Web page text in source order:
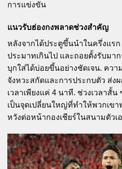
การแข่งขัน
แนวรับฮ่องกงพลาดช่วงสำคัญ
หลังจากได้ประตูขึ้นนำในครึ่งแรก
ประมาทเกินไป และถอยตั้งรับมา
บุกใส่ได้บ่อยขึ้นอย่างชัดเจน. ควา
จังหวะสกัดและการประกบตัว ส่ง
เวลาเพียงแค่ 4 นาที. ช่วงเวลาสั้
เป็นจุดเปลี่ยนใหญ่ที่ทำให้พวกเข
หวังต่อหน้ากองเชียร์ในสนามตัวเ